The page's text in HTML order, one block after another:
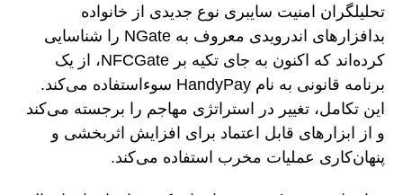
تحلیلگران امنیت سایبری نوع جدیدی از خانواده
بدافزارهای اندرویدی معروف به NGate را شناسایی
کرده‌اند که اکنون به جای تکیه بر NFCGate، از یک
برنامه قانونی به نام HandyPay سوءاستفاده می‌کند.
این تکامل، تغییر در استراتژی مهاجم را برجسته می‌کند
و از ابزارهای قابل اعتماد برای افزایش اثربخشی و
پنهان‌کاری عملیات مخرب استفاده می‌کند.